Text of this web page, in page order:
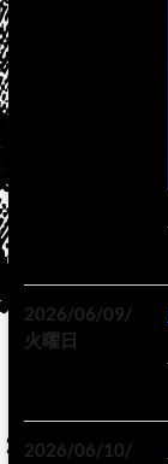
2026/06/09/
火曜日
2026/06/10/